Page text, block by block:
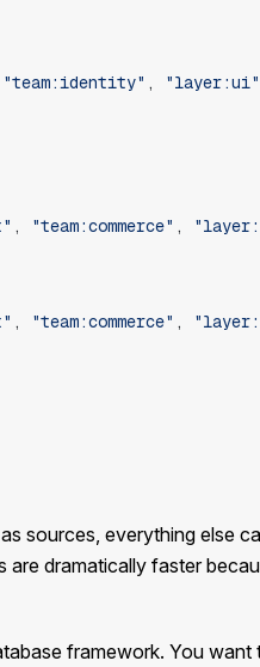
"team:identity" , "layer:ui"
" , "team:commerce" , "
" , "team:commerce" , "
as sources, everything else
dramatically faster
framework. You